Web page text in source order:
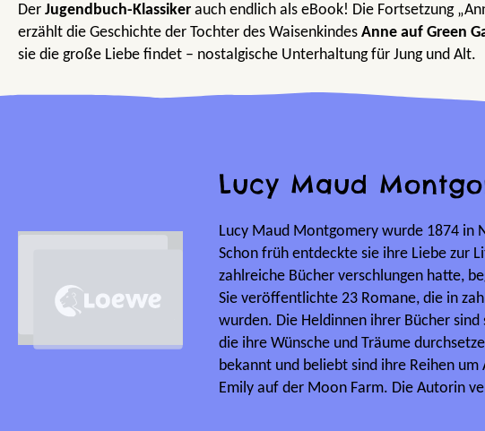
Der Jugendbuch-Klassiker auch endlich als eBook! Die Fortsetzung
erzählt die Geschichte der Tochter des Waisenkindes Anne auf Green
sie die große Liebe findet – nostalgische Unterhaltung für Jung und Alt.
Lucy Maud
Lucy Maud Montgomery wurde 1874 in
Schon früh entdeckte sie ihre Liebe zur
zahlreiche Bücher verschlungen hatte,
Sie veröffentlichte 23 Romane, die in
wurden. Die Heldinnen ihrer Bücher
die ihre Wünsche und Träume
bekannt und beliebt sind ihre Reihen um
Emily auf der Moon Farm. Die Autorin